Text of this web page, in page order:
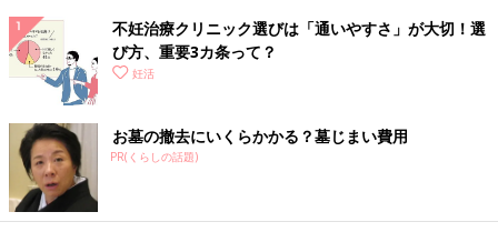
とに凍結保存をし、子宮内膜の状態がよくなってから融解して移
植する「凍結融解胚移植」のほうが主流です。
移植に使わなかった胚は凍結したまま、次回以降使う場合もあり
ます。
採卵の流れ
不妊治療クリニック選びは「通いやすさ」が大切！選
び方、重要3カ条って？
妊活
お墓の撤去にいくらかかる？墓じまい費用
PR(くらしの話題)